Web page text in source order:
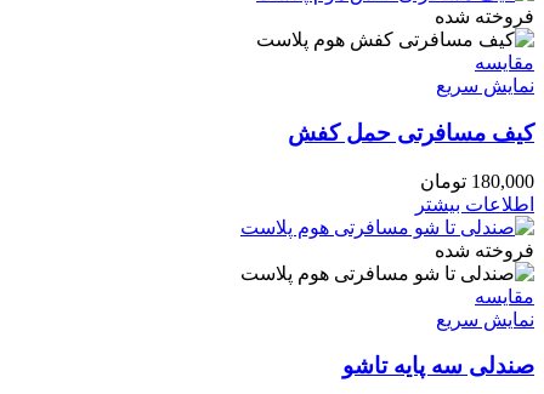
فروخته شده
مقايسه
نمایش سریع
کیف مسافرتی حمل کفش
180,000 تومان
اطلاعات بیشتر
فروخته شده
مقايسه
نمایش سریع
صندلی سه پایه تاشو